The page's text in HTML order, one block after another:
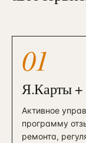
01
Я.Карты +
Активное
программу
ремонта,